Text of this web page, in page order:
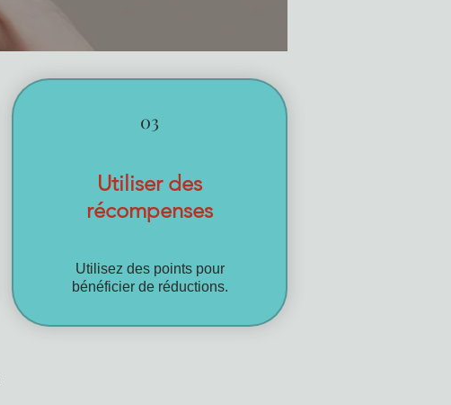
03
Utiliser des
récompenses
Utilisez des points pour
bénéficier de réductions.